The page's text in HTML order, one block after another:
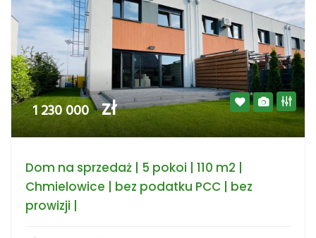
1 230 000 zł
Dom na sprzedaż | 5 pokoi | 110 m2 |
Chmielowice | bez podatku PCC | bez
prowizji |